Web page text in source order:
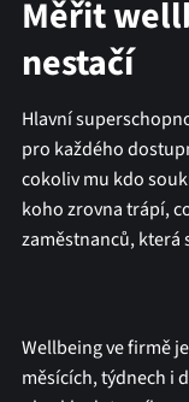
Měřit
nestačí
Hlavní
pro každého
cokoliv mu kdo
koho zrovna trápí,
zaměstnanců, která
Wellbeing ve firmě
měsících, týdnech i